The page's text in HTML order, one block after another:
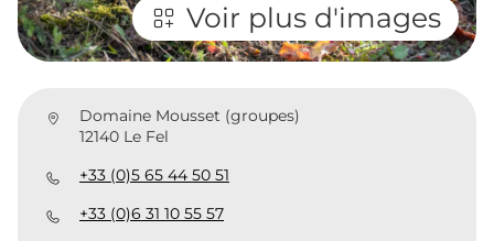
Voir plus d'images
Domaine Mousset (groupes)
12140 Le Fel
+33 (0)5 65 44 50 51
+33 (0)6 31 10 55 57